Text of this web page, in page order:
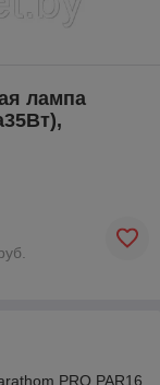
лампа
PRO PAR16